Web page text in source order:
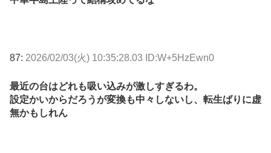
87: 2026/02/03(火) 10:35:28.03 ID:W+5HzEwn0
最近の台はどれも吸い込みが激しすぎるわ。
設定かいからだろうが変換も中々しないし、転生ばりに虚
無かもしれん